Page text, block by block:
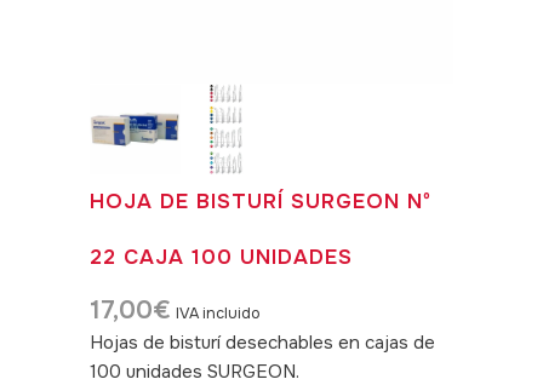
HOJA DE BISTURÍ SURGEON Nº
22 CAJA 100 UNIDADES
17,00€ IVA incluido
Hojas de bisturí desechables en cajas de
100 unidades SURGEON.